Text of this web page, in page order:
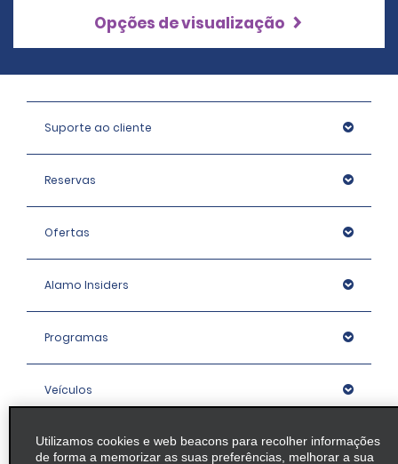
Opções de visualização
Suporte ao cliente
Reservas
Ofertas
Alamo Insiders
Programas
Veículos
Agências
Utilizamos cookies e web beacons para recolher informações
de forma a memorizar as suas preferências, melhorar a sua